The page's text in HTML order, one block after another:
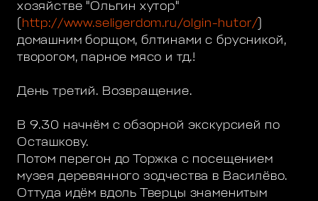
хозяйстве "Ольгин хутор"
http://www.seligerdom.ru/olgin-hutor/
домашним борщом, блтинами с брусникой,
творогом, парное мясо и тд.!
День третий. Возвращение.
В 9.30 начнём с обзорной экскурсией по
Осташкову.
Потом перегон до Торжка с посещением
музея деревянного зодчества в Василёво.
Оттуда идём вдоль Тверцы знаменитым